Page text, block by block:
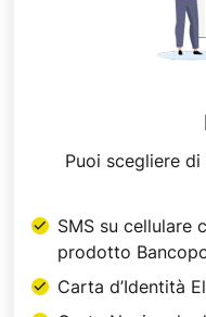
Puoi scegliere
SMS su cellulare
prodotto
Carta d’Identità